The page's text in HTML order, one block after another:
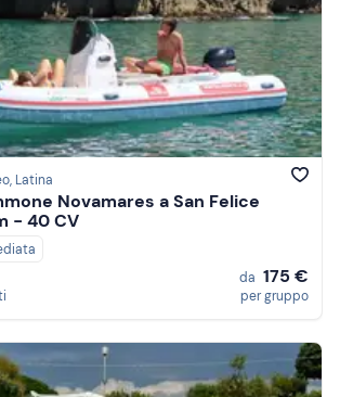
, Latina
Novamares a San Felice
- 40 CV
da 175 €
per gruppo